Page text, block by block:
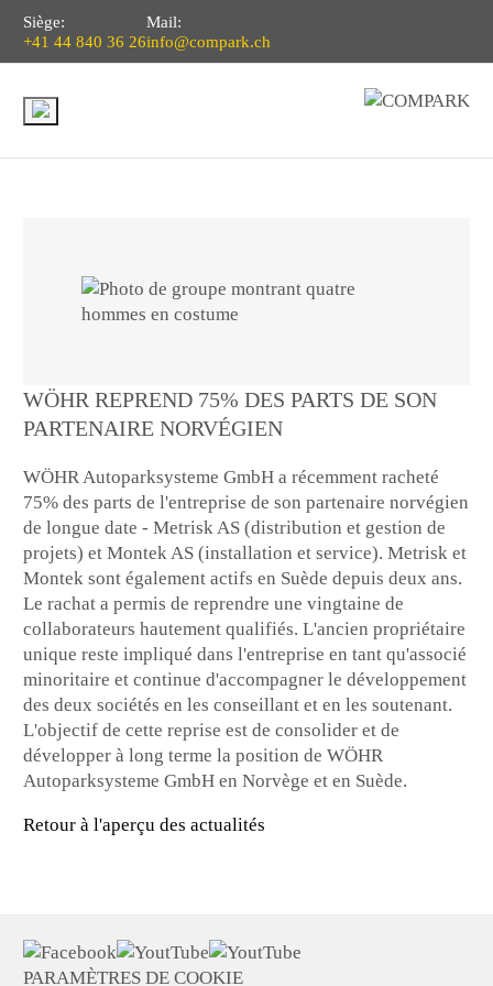
Siège:
+41 44 840 36 26
Mail:
info@compark.ch
WÖHR REPREND 75% DES PARTS DE SON
PARTENAIRE NORVÉGIEN
WÖHR Autoparksysteme GmbH a récemment racheté
75% des parts de l'entreprise de son partenaire norvégien
de longue date - Metrisk AS (distribution et gestion de
projets) et Montek AS (installation et service). Metrisk et
Montek sont également actifs en Suède depuis deux ans.
Le rachat a permis de reprendre une vingtaine de
collaborateurs hautement qualifiés. L'ancien propriétaire
unique reste impliqué dans l'entreprise en tant qu'associé
minoritaire et continue d'accompagner le développement
des deux sociétés en les conseillant et en les soutenant.
L'objectif de cette reprise est de consolider et de
développer à long terme la position de WÖHR
Autoparksysteme GmbH en Norvège et en Suède.
Retour à l'aperçu des actualités
PARAMÈTRES DE COOKIE